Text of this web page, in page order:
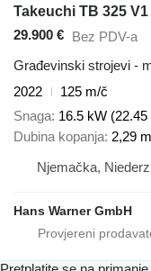
Takeuchi TB 325 V1
29.900 € Bez PDV-a
Građevinski strojevi -
2022
125 m/č
Snaga 16.5 kW (22.45
Dubina kopanja 2,29 m
Njemačka,
Hans Warner GmbH